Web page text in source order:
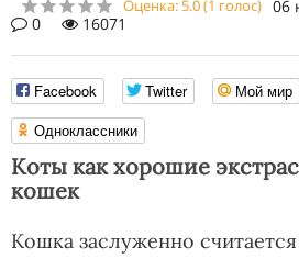
Оценка: 5.0(1 голос) 06
0
16071
Facebook Twitter Мой мир
Одноклассники
Коты как хорошие
кошек
Кошка заслуженно